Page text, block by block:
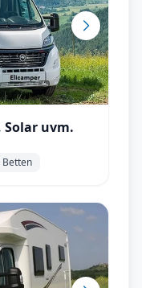
Solar uvm.
Betten